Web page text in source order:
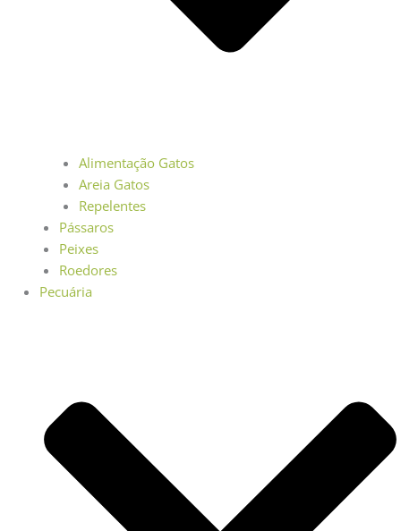
Alimentação Gatos
Areia Gatos
Repelentes
Pássaros
Peixes
Roedores
Pecuária